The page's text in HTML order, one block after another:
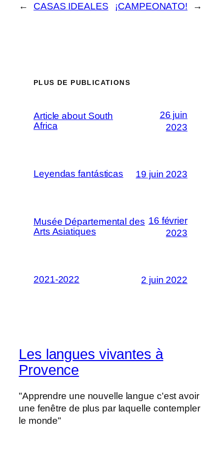
← CASAS IDEALES ¡CAMPEONATO! →
PLUS DE PUBLICATIONS
Article about South
Africa
26 juin
2023
Leyendas fantásticas 19 juin 2023
Musée Départemental des
Arts Asiatiques
16 février
2023
2021-2022 2 juin 2022
Les langues vivantes à
Provence
"Apprendre une nouvelle langue c'est avoir
une fenêtre de plus par laquelle contempler
le monde"